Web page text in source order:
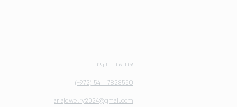
צרו איתנו קשר
(+972) 54 - 7828550
ariajewelry2024@gmail.com